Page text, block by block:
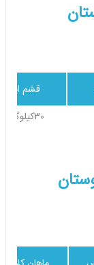
قشم ایر
30کیلوگرم